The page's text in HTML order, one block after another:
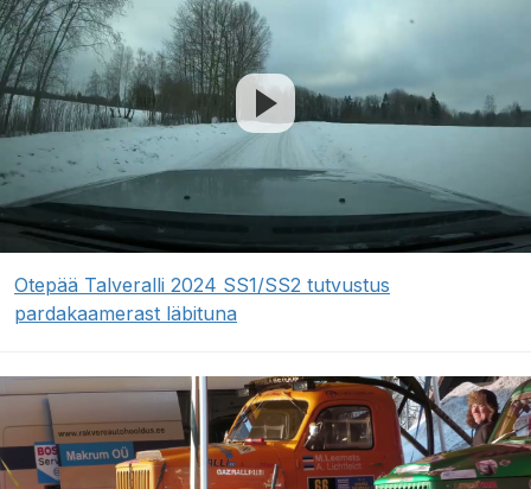
Otepää Talveralli 2024 SS1/SS2 tutvustus
pardakaamerast läbituna